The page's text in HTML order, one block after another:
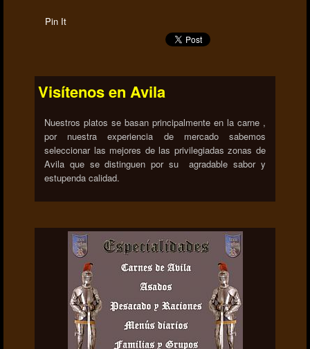
Pin It
Visítenos en Avila
Nuestros platos se basan principalmente en la carne ,
por nuestra experiencia de mercado sabemos
seleccionar las mejores de las privilegiadas zonas de
Avila que se distinguen por su agradable sabor y
estupenda calidad.